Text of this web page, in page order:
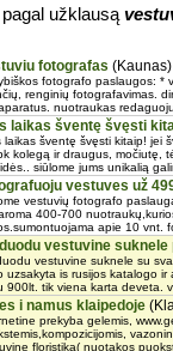
užklausą
fotografas (Kaunas)
fotografo paslaugos: *
renginių fotografavimas.
nuotraukas
laikas šventę švęsti
laikas šventę švęsti kitaip! jei
kolegą ir draugus, močiutę,
siūlome jums unikalią
vestuves už
vestuvių fotografo
400-700
apie 10 vnt.
vestuvine
vestuvine suknele su
uzsakyta is rusijos katalogo
900lt. tik viena karta deveta.
i namus klaipedoje
prekyba gelemis,
floristika( nuotakos